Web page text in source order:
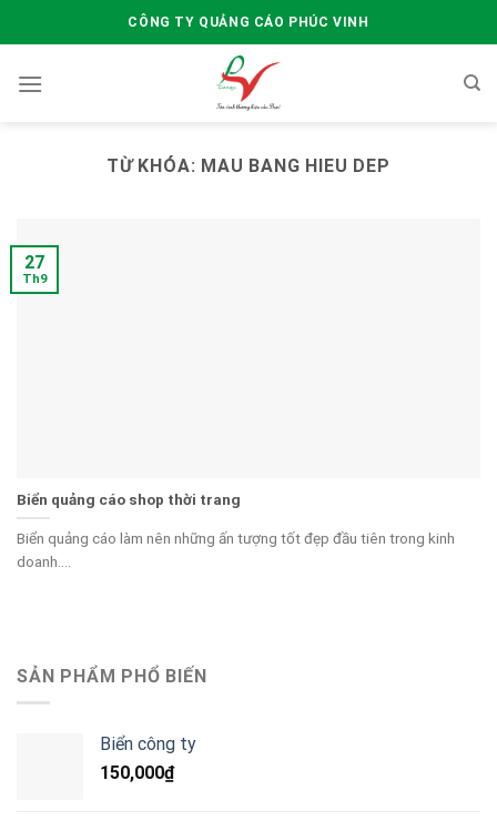
to
CÔNG TY QUẢNG CÁO PHÚC VINH
TỪ KHÓA: MAU BANG HIEU DEP
Biển quảng cáo shop thời trang
Biển quảng cáo làm nên những ấn tượng tốt đẹp đầu tiên trong kinh
doanh....
27
Th9
SẢN PHẨM PHỔ BIẾN
Biển công ty
150,000₫